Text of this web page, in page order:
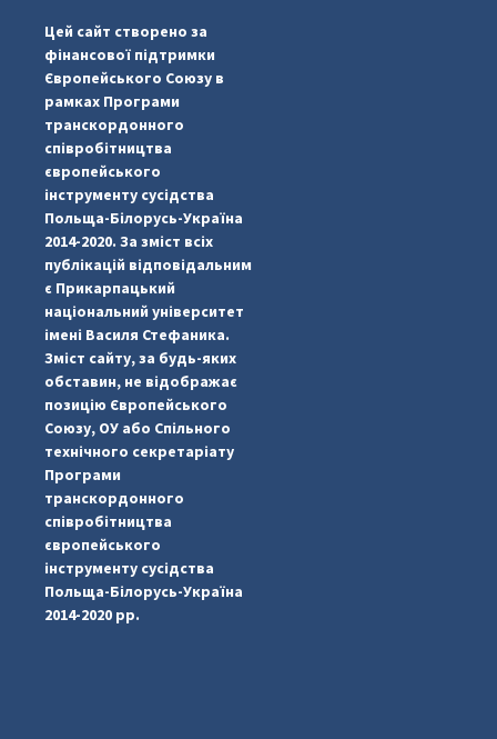
pimrec_project
Цей сайт створено за
фінансової підтримки
Європейського Союзу в
рамках Програми
транскордонного
співробітництва
європейського
інструменту сусідства
Польща-Білорусь-Україна
2014-2020. За зміст всіх
публікацій відповідальним
є Прикарпацький
національний університет
імені Василя Стефаника.
Зміст сайту, за будь-яких
обставин, не відображає
позицію Європейського
Союзу, ОУ або Спільного
технічного секретаріату
Програми
транскордонного
співробітництва
європейського
інструменту сусідства
Польща-Білорусь-Україна
2014-2020 рр.